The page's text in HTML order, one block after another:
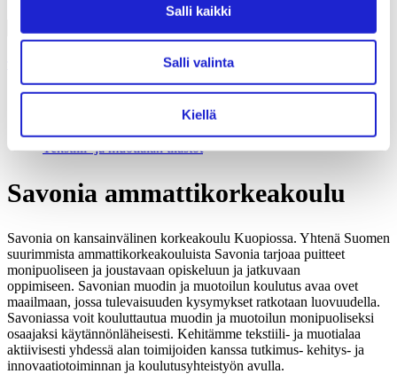
Salli kaikki
Salli valinta
Kiellä
Alan yritykset Suomessa – tutustu jäseniimme
Tekstiili- ja muotialan tilastot
Savonia ammattikorkeakoulu
Savonia on kansainvälinen korkeakoulu Kuopiossa. Yhtenä Suomen
suurimmista ammattikorkeakouluista Savonia tarjoaa puitteet
monipuoliseen ja joustavaan opiskeluun ja jatkuvaan
oppimiseen. Savonian muodin ja muotoilun koulutus avaa ovet
maailmaan, jossa tulevaisuuden kysymykset ratkotaan luovuudella.
Savoniassa voit kouluttautua muodin ja muotoilun monipuoliseksi
osaajaksi käytännönläheisesti. Kehitämme tekstiili- ja muotialaa
aktiivisesti yhdessä alan toimijoiden kanssa tutkimus- kehitys- ja
innovaatiotoiminnan ja koulutusyhteistyön avulla.